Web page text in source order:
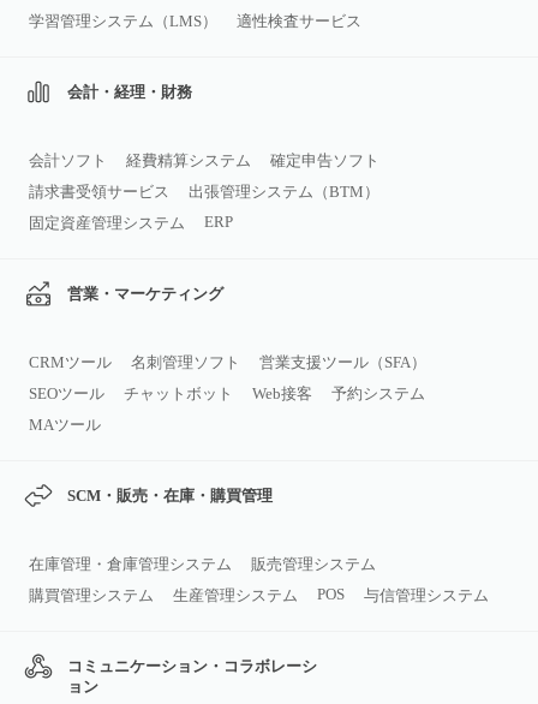
学習管理システム（LMS）
適性検査サービス
会計・経理・財務
会計ソフト 経費精算システム
確定申告ソフト
請求書受領サービス
出張管理システム（BTM）
固定資産管理システム
ERP
営業・マーケティング
CRMツール 名刺管理ソフト
営業支援ツール（SFA）
SEOツール
チャットボット Web接客
予約システム
MAツール
SCM・販売・在庫・購買管理
在庫管理・倉庫管理システム
販売管理システム
購買管理システム
生産管理システム POS 与信管理システム
コミュニケーション・コラボレーシ
ョン